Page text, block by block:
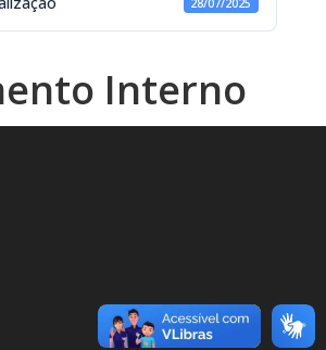
28/07/2025
Interno